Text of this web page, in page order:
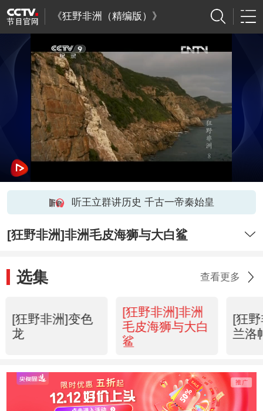
《狂野非洲（精编版）》
听王立群讲历史 千古一帝秦始皇
[狂野非洲]非洲毛皮海狮与大白鲨
选集 查看更多
[狂野非洲]变色
龙
[狂野非洲]非洲
毛皮海狮与大白
鲨
[狂
兰洛